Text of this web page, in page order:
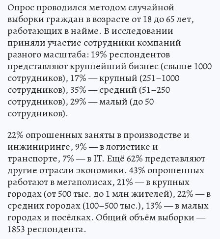
Опрос проводился методом случайной
выборки граждан в возрасте от 18 до 65 лет,
работающих в найме. В исследовании
приняли участие сотрудники компаний
разного масштаба: 19% респондентов
представляют крупнейший бизнес (свыше 1000
сотрудников), 17% — крупный (251–1000
сотрудников), 35% — средний (51–250
сотрудников), 29% — малый (до 50
сотрудников).
22% опрошенных заняты в производстве и
инжиниринге, 9% — в логистике и
транспорте, 7% — в IT. Ещё 62% представляют
другие отрасли экономики. 43% опрошенных
работают в мегаполисах, 21% — в крупных
городах (от 500 тыс. до 1 млн жителей), 22% — в
средних городах (100–500 тыс.), 13% — в малых
городах и посёлках. Общий объём выборки —
1853 респондента.